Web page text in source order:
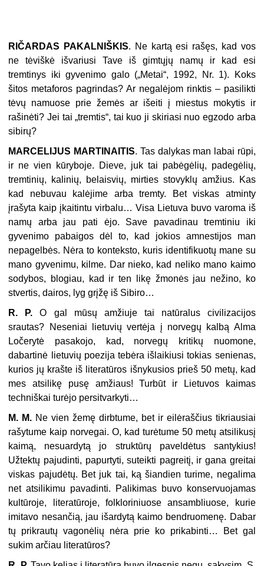
RIČARDAS PAKALNIŠKIS. Ne kartą esi rašęs, kad vos
ne tėviškė išvariusi Tave iš gimtųjų namų ir kad esi
tremtinys iki gyvenimo galo („Metai“, 1992, Nr. 1). Koks
šitos metaforos pagrindas? Ar negalėjom rinktis – pasilikti
tėvų namuose prie žemės ar išeiti į miestus mokytis ir
rašinėti? Jei tai „tremtis“, tai kuo ji skiriasi nuo egzodo arba
sibirų?
MARCELIJUS MARTINAITIS. Tas dalykas man labai rūpi,
ir ne vien kūry­boje. Dieve, juk tai pabėgėlių, padegėlių,
tremtinių, kalinių, belaisvių, mirties stovyklų amžius. Kas
kad nebuvau kalėjime arba tremty. Bet viskas atminty
įrašyta kaip įkaitintu virbalu… Visa Lietuva buvo varoma iš
namų arba jau pati ėjo. Save pavadinau tremtiniu iki
gyvenimo pabaigos dėl to, kad jokios am­nestijos man
nepagelbės. Nėra to konteksto, kuris identifikuotų mane su
mano gyvenimu, kilme. Dar nieko, kad neliko mano kaimo
sodybos, blogiau, kad ir ten likę žmonės jau nežino, ko
stvertis, dairos, lyg grįžę iš Sibiro…
R. P. O gal mūsų amžiuje tai natūralus civilizacijos
srautas? Neseniai lietu­vių vertėja į norvegų kalbą Alma
Ločerytė pasakojo, kad, norvegų kritikų nuo­mone,
dabartinė lietuvių poezija tebėra išlaikiusi tokias senienas,
kurios jų kraš­te iš literatūros išnykusios prieš 50 metų, kad
mes atsilikę pusę amžiaus! Turbūt ir Lietuvos kaimas
techniškai turėjo persitvarkyti…
M. M. Ne vien žemę dirbtume, bet ir eilėraščius tikriausiai
rašytume kaip norvegai. O, kad turėtume 50 metų atsilikusį
kaimą, nesuardytą jo struktūrų paveldėtus santykius!
Užtektų pajudinti, papurtyti, suteikti pagreitį, ir gana greitai
viskas pajudėtų. Bet juk tai, ką šiandien turime, negalima
net atsilikimu pavadinti. Palikimas buvo konservuojamas
kultūroje, literatūroje, folkloriniuose ansambliuose, kurie
imitavo nesančią, jau išardytą kaimo bendruomenę. Dabar
tų prikrautų vagonėlių nėra prie ko prikabinti… Bet gal
sukim arčiau literatūros?